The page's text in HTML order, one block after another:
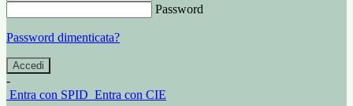
Password
Password dimenticata?
-
Entra con SPID Entra con CIE